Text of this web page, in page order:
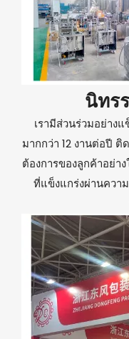
นิทร
เรามีส่วนร่วมอย่าง
มากกว่า 12 งานต่อปี
ต้องการของลูกค้าอย่า
ที่แข็งแกร่งผ่านควา